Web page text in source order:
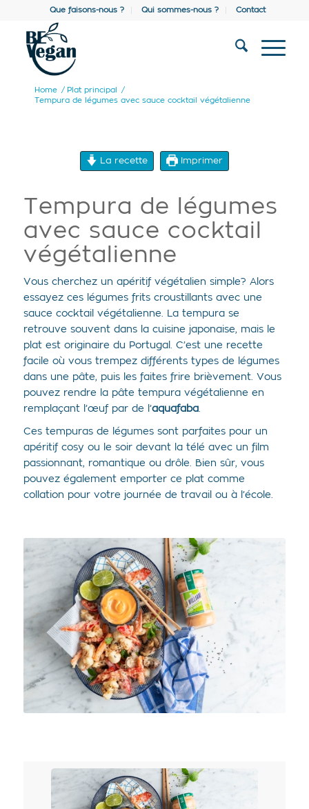
Que faisons-nous ? Qui sommes-nous ? Contact
Home / Plat principal
/
Tempura de légumes avec sauce cocktail végétalienne
La recette Imprimer
Tempura de légumes
avec sauce cocktail
végétalienne
Vous cherchez un apéritif végétalien simple? Alors
essayez ces légumes frits croustillants avec une
sauce cocktail végétalienne. La tempura se
retrouve souvent dans la cuisine japonaise, mais le
plat est originaire du Portugal. C’est une recette
facile où vous trempez différents types de légumes
dans une pâte, puis les faites frire brièvement. Vous
pouvez rendre la pâte tempura végétalienne en
remplaçant l’œuf par de l’aquafaba.
Ces tempuras de légumes sont parfaites pour un
apéritif cosy ou le soir devant la télé avec un film
passionnant, romantique ou drôle. Bien sûr, vous
pouvez également emporter ce plat comme
collation pour votre journée de travail ou à l’école.